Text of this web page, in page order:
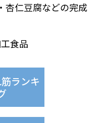
杏仁豆腐などの完成
食品
ランキ